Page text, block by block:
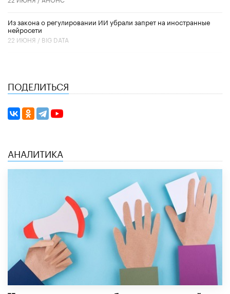
Из закона о регулировании ИИ убрали запрет на иностранные
нейросети
22 ИЮНЯ / BIG DATA
ПОДЕЛИТЬСЯ
АНАЛИТИКА